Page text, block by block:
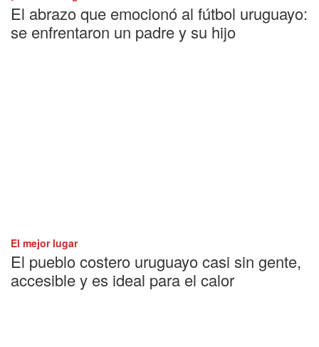
El abrazo que emocionó al fútbol uruguayo:
se enfrentaron un padre y su hijo
El mejor lugar
El pueblo costero uruguayo casi sin gente,
accesible y es ideal para el calor